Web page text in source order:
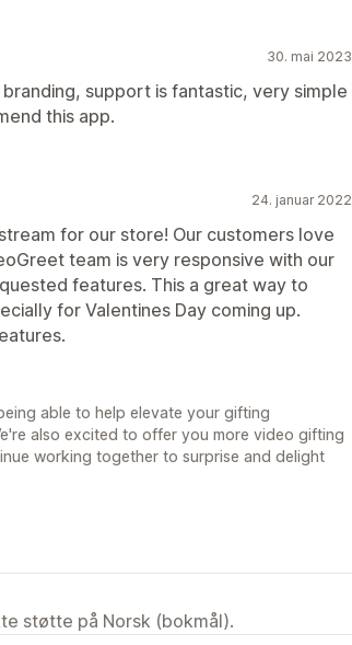
30. mai 2023
support is fantastic, very simple
this app.
24. januar 2022
for our store! Our customers love
team is very responsive with our
features. This a great way to
for Valentines Day coming up.
able to help elevate your gifting
also excited to offer you more video gifting
working together to surprise and delight
støtte på Norsk (bokmål).